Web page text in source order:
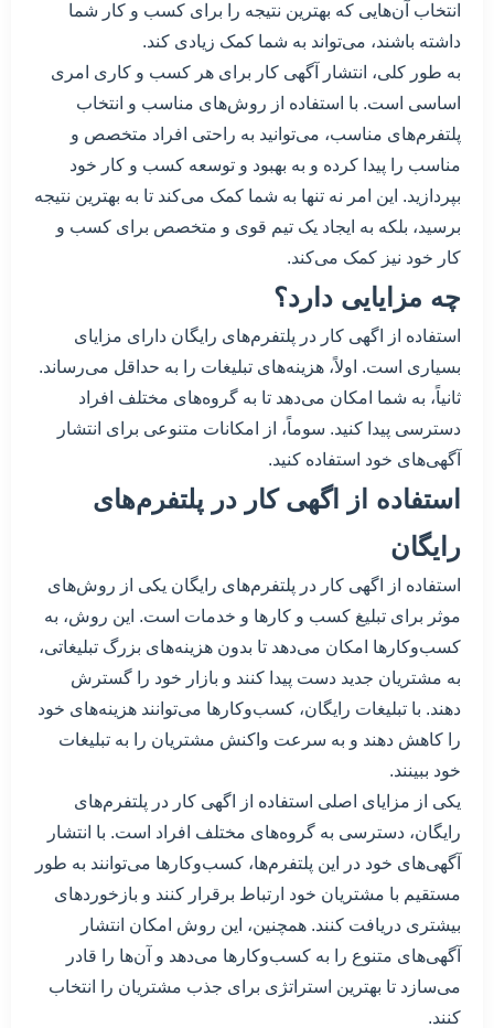
انتخاب آن‌هایی که بهترین نتیجه را برای کسب و کار شما
داشته باشند، می‌تواند به شما کمک زیادی کند.
به طور کلی، انتشار آگهی کار برای هر کسب و کاری امری
اساسی است. با استفاده از روش‌های مناسب و انتخاب
پلتفرم‌های مناسب، می‌توانید به راحتی افراد متخصص و
مناسب را پیدا کرده و به بهبود و توسعه کسب و کار خود
بپردازید. این امر نه تنها به شما کمک می‌کند تا به بهترین نتیجه
برسید، بلکه به ایجاد یک تیم قوی و متخصص برای کسب و
کار خود نیز کمک می‌کند.
چه مزایایی دارد؟
استفاده از اگهی کار در پلتفرم‌های رایگان دارای مزایای
بسیاری است. اولاً، هزینه‌های تبلیغات را به حداقل می‌رساند.
ثانیاً، به شما امکان می‌دهد تا به گروه‌های مختلف افراد
دسترسی پیدا کنید. سوماً، از امکانات متنوعی برای انتشار
آگهی‌های خود استفاده کنید.
استفاده از اگهی کار در پلتفرم‌های
رایگان
استفاده از اگهی کار در پلتفرم‌های رایگان یکی از روش‌های
موثر برای تبلیغ کسب و کارها و خدمات است. این روش، به
کسب‌وکارها امکان می‌دهد تا بدون هزینه‌های بزرگ تبلیغاتی،
به مشتریان جدید دست پیدا کنند و بازار خود را گسترش
دهند. با تبلیغات رایگان، کسب‌وکارها می‌توانند هزینه‌های خود
را کاهش دهند و به سرعت واکنش مشتریان را به تبلیغات
خود ببینند.
یکی از مزایای اصلی استفاده از اگهی کار در پلتفرم‌های
رایگان، دسترسی به گروه‌های مختلف افراد است. با انتشار
آگهی‌های خود در این پلتفرم‌ها، کسب‌وکارها می‌توانند به طور
مستقیم با مشتریان خود ارتباط برقرار کنند و بازخوردهای
بیشتری دریافت کنند. همچنین، این روش امکان انتشار
آگهی‌های متنوع را به کسب‌وکارها می‌دهد و آن‌ها را قادر
می‌سازد تا بهترین استراتژی برای جذب مشتریان را انتخاب
کنند.